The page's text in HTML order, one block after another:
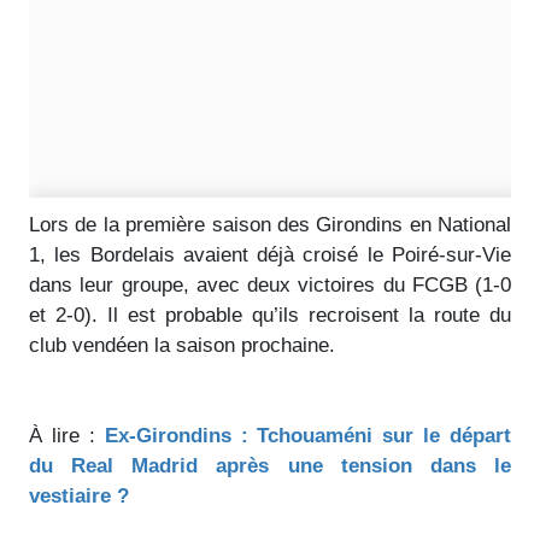
Lors de la première saison des Girondins en National
1, les Bordelais avaient déjà croisé le Poiré-sur-Vie
dans leur groupe, avec deux victoires du FCGB (1-0
et 2-0). Il est probable qu’ils recroisent la route du
club vendéen la saison prochaine.
À lire : Ex-Girondins : Tchouaméni sur le départ
du Real Madrid après une tension dans le
vestiaire ?